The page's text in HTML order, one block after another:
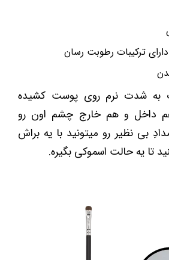
ترکیبات رطوبت رسان
به شدت نرم روی پوست کشیده
داخل و هم خارج چشم اون رو
بی نظیر رو میتونید با یه براش
تا یه حالت اسموکی بگیره.